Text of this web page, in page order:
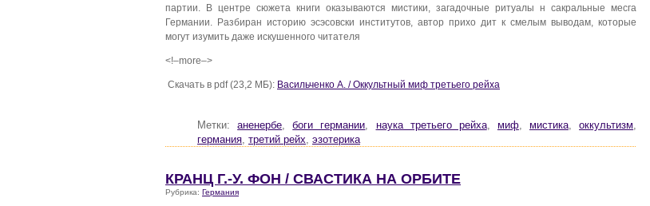
партии. В центре сюжета книги оказываются мистики, загадочные ритуалы н сакральные месга
Германии. Разбиран историю эсэсовски институтов, автор прихо дит к смелым выводам, которые
могут изумить даже искушенного читателя
<!–more–>
Скачать в pdf (23,2 МБ): Васильченко А. / Оккультный миф третьего рейха
Метки:аненербе ,боги германии наука третьего рейха, миф, мистика,оккультизм
германия третий рейх эзотерика
КРАНЦ Г.-У. ФОН / СВАСТИКА НА ОРБИТЕ
Рубрика: Германия